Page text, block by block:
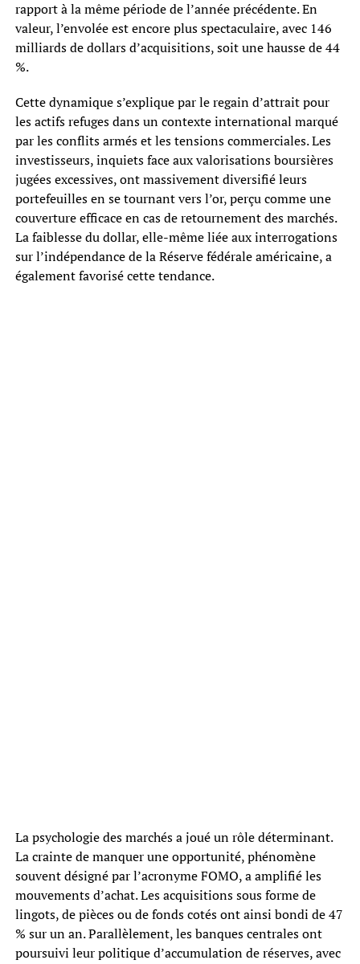
rapport à la même période de l’année précédente. En
valeur, l’envolée est encore plus spectaculaire, avec 146
milliards de dollars d’acquisitions, soit une hausse de 44
%.
Cette dynamique s’explique par le regain d’attrait pour
les actifs refuges dans un contexte international marqué
par les conflits armés et les tensions commerciales. Les
investisseurs, inquiets face aux valorisations boursières
jugées excessives, ont massivement diversifié leurs
portefeuilles en se tournant vers l’or, perçu comme une
couverture efficace en cas de retournement des marchés.
La faiblesse du dollar, elle-même liée aux interrogations
sur l’indépendance de la Réserve fédérale américaine, a
également favorisé cette tendance.
La psychologie des marchés a joué un rôle déterminant.
La crainte de manquer une opportunité, phénomène
souvent désigné par l’acronyme FOMO, a amplifié les
mouvements d’achat. Les acquisitions sous forme de
lingots, de pièces ou de fonds cotés ont ainsi bondi de 47
% sur un an. Parallèlement, les banques centrales ont
poursuivi leur politique d’accumulation de réserves, avec